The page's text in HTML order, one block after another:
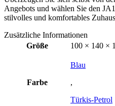
Angebots und wählen Sie den
stilvolles und komfortables
Zusätzliche Informationen
Größe
100 × 140 ×
Farbe
Blau
,
Türkis-Petrol